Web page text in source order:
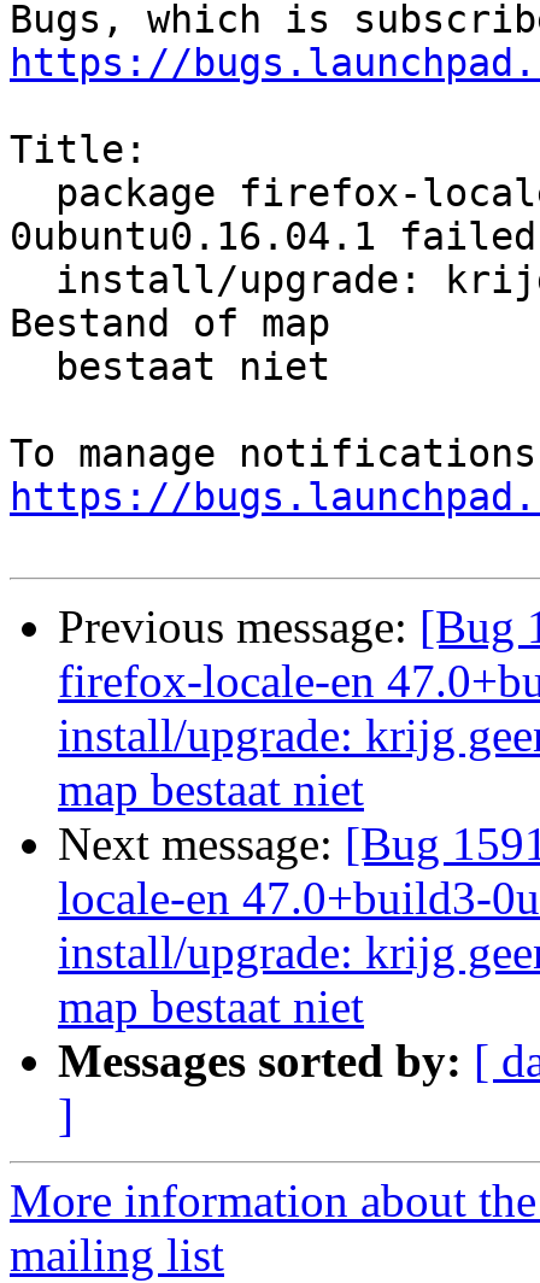
https://
Title:
0ubuntu0.16.04.1
Bestand of map
https://
Previous message: [Bug
firefox-locale-en
install/upgrade: krijg
map bestaat niet
Next message: [Bug
locale-en 47.0+build3-
install/upgrade: krijg
map bestaat niet
Messages sorted by: [
]
More information about
mailing list